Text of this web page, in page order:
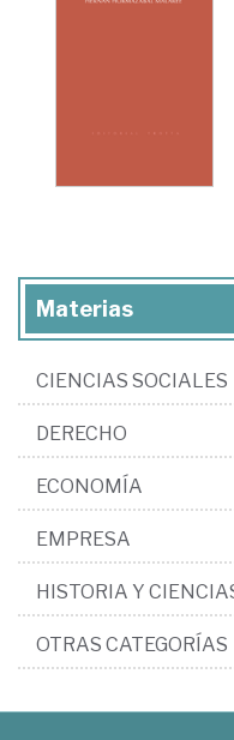
Materias
CIENCIAS SOCIALES
DERECHO
ECONOMÍA
EMPRESA
HISTORIA Y
OTRAS CATEGORÍAS